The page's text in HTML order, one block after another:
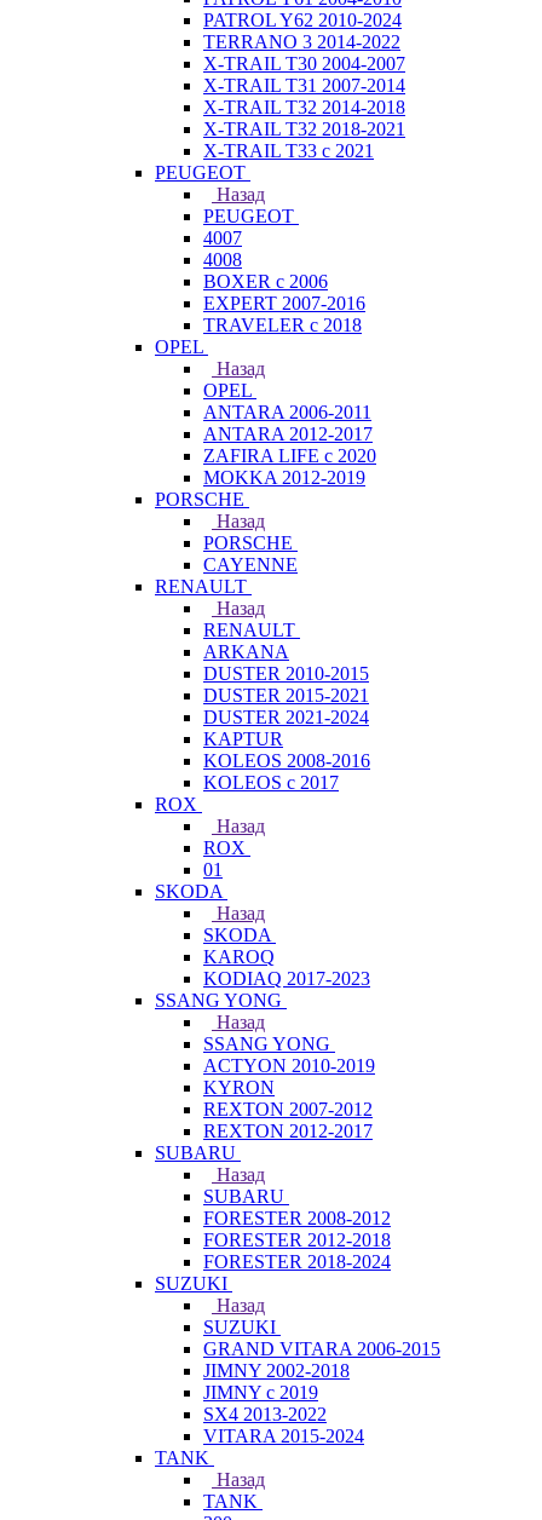
PATROL Y62 2010-2024
TERRANO 3 2014-2022
X-TRAIL T30 2004-2007
X-TRAIL T31 2007-2014
X-TRAIL T32 2014-2018
X-TRAIL T32 2018-2021
X-TRAIL T33 с 2021
PEUGEOT
Назад
PEUGEOT
4007
4008
BOXER с 2006
EXPERT 2007-2016
TRAVELER с 2018
OPEL
Назад
OPEL
ANTARA 2006-2011
ANTARA 2012-2017
ZAFIRA LIFE с 2020
MOKKA 2012-2019
PORSCHE
Назад
PORSCHE
CAYENNE
RENAULT
Назад
RENAULT
ARKANA
DUSTER 2010-2015
DUSTER 2015-2021
DUSTER 2021-2024
KAPTUR
KOLEOS 2008-2016
KOLEOS с 2017
ROX
Назад
ROX
01
SKODA
Назад
SKODA
KAROQ
KODIAQ 2017-2023
SSANG YONG
Назад
SSANG YONG
ACTYON 2010-2019
KYRON
REXTON 2007-2012
REXTON 2012-2017
SUBARU
Назад
SUBARU
FORESTER 2008-2012
FORESTER 2012-2018
FORESTER 2018-2024
SUZUKI
Назад
SUZUKI
GRAND VITARA 2006-2015
JIMNY 2002-2018
JIMNY с 2019
SX4 2013-2022
VITARA 2015-2024
TANK
Назад
TANK